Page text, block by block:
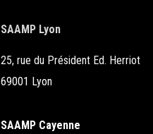
SAAMP Lyon
25, rue du Président Ed. Herriot
69001 Lyon
SAAMP Cayenne